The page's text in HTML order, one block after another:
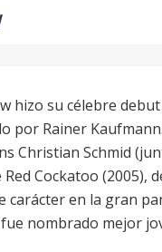
hizo su célebre
por Rainer
Christian Schmid
Red Cockatoo
carácter en la gran
nombrado mejor